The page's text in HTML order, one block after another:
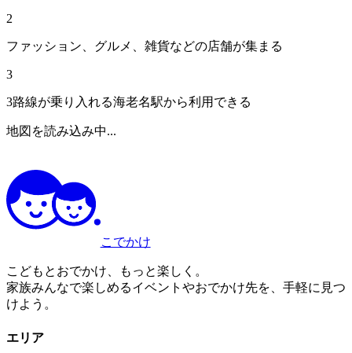
2
ファッション、グルメ、雑貨などの店舗が集まる
3
3路線が乗り入れる海老名駅から利用できる
地図を読み込み中...
こでかけ
こどもとおでかけ、もっと楽しく。
家族みんなで楽しめるイベントやおでかけ先を、手軽に見つ
けよう。
エリア